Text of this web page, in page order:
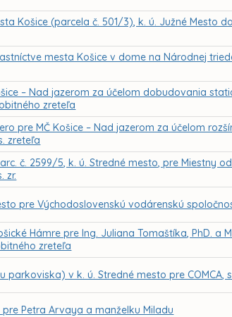
Košice (parcela č. 501/3), k. ú. Južné Mesto
mesta Košice v dome na Národnej
– Nad jazerom za účelom dobudovania
zreteľa
pre MČ Košice – Nad jazerom za účelom
zreteľa
č. 2599/5, k. ú. Stredné mesto, pre Miestny
zr.
pre Východoslovenskú vodárenskú
Hámre pre Ing. Juliana Tomaštíka, PhD. a
zreteľa
v k. ú. Stredné mesto pre COMCA,
Petra Arvaya a manželku Miladu